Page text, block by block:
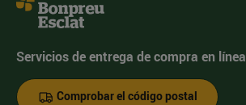
Servicios de entrega de compra en línea
Comprobar el código postal